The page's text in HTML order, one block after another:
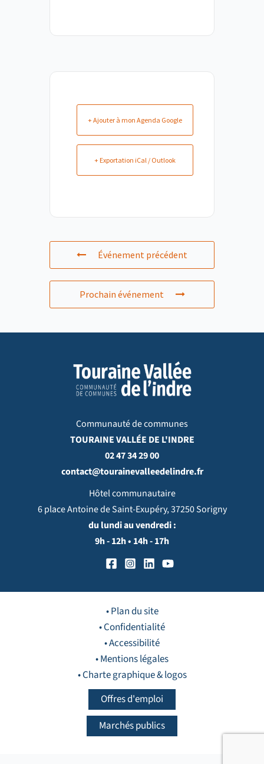
+ Ajouter à mon Agenda Google
+ Exportation iCal / Outlook
Événement précédent
Prochain événement
Communauté de communes
TOURAINE VALLÉE DE L'INDRE
02 47 34 29 00
contact@tourainevalleedelindre.fr
Hôtel communautaire
6 place Antoine de Saint-Exupéry, 37250 Sorigny
du lundi au vendredi :
9h - 12h • 14h - 17h
• Plan du site
• Confidentialité
• Accessibilité
• Mentions légales
• Charte graphique & logos
Offres d'emploi
Marchés publics